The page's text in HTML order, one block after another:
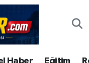
Haber Eğitim